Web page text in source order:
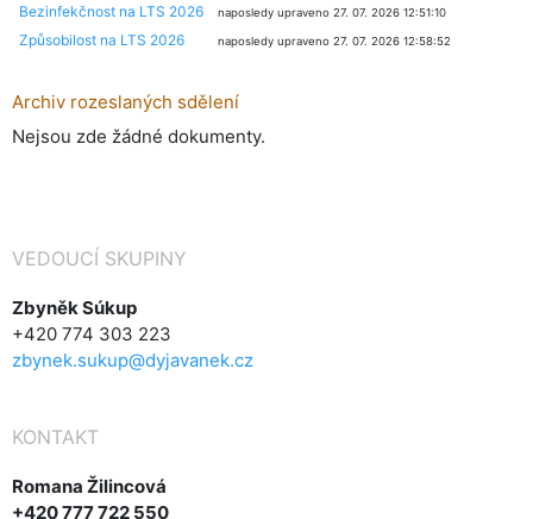
Bezinfekčnost na LTS 2026 naposledy upraveno 27. 07. 2026 12:51:10
Způsobilost na LTS 2026 naposledy upraveno 27. 07. 2026 12:58:52
Archiv rozeslaných sdělení
Nejsou zde žádné dokumenty.
VEDOUCÍ SKUPINY
Zbyněk Súkup
+420 774 303 223
zbynek.sukup@dyjavanek.cz
KONTAKT
Romana Žilincová
+420 777 722 550